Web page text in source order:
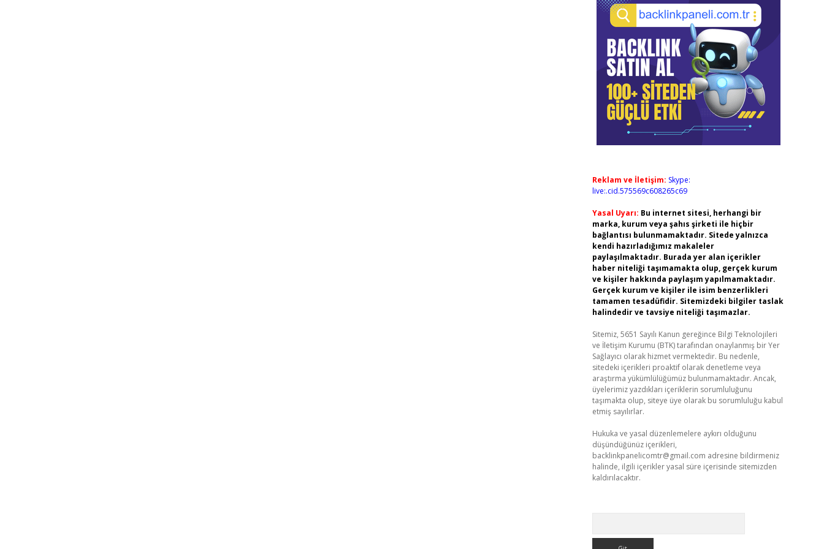
Reklam ve İletişim: Skype:
live:.cid.575569c608265c69
Yasal Uyarı: Bu internet sitesi, herhangi bir
marka, kurum veya şahıs şirketi ile hiçbir
bağlantısı bulunmamaktadır. Sitede yalnızca
kendi hazırladığımız makaleler
paylaşılmaktadır. Burada yer alan içerikler
haber niteliği taşımamakta olup, gerçek kurum
ve kişiler hakkında paylaşım yapılmamaktadır.
Gerçek kurum ve kişiler ile isim benzerlikleri
tamamen tesadüfidir. Sitemizdeki bilgiler taslak
halindedir ve tavsiye niteliği taşımazlar.
Sitemiz, 5651 Sayılı Kanun gereğince Bilgi Teknolojileri
ve İletişim Kurumu (BTK) tarafından onaylanmış bir Yer
Sağlayıcı olarak hizmet vermektedir. Bu nedenle,
sitedeki içerikleri proaktif olarak denetleme veya
araştırma yükümlülüğümüz bulunmamaktadır. Ancak,
üyelerimiz yazdıkları içeriklerin sorumluluğunu
taşımakta olup, siteye üye olarak bu sorumluluğu kabul
etmiş sayılırlar.
Hukuka ve yasal düzenlemelere aykırı olduğunu
düşündüğünüz içerikleri,
backlinkpanelicomtr@gmail.com adresine bildirmeniz
halinde, ilgili içerikler yasal süre içerisinde sitemizden
kaldırılacaktır.